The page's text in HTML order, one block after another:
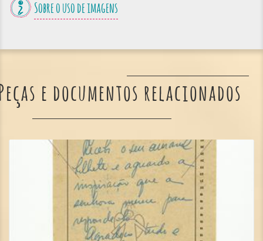
Sobre o uso de imagens
e documentos relacionados